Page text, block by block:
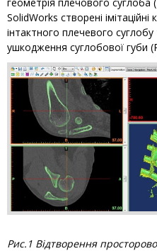
SolidWorks створені
інтактного плечевого
ушкодження суглобової губи
Рис.1 Відтворення